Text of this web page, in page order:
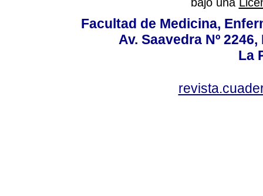
bajo una
Facultad de Medicina,
Av. Saavedra Nº
La